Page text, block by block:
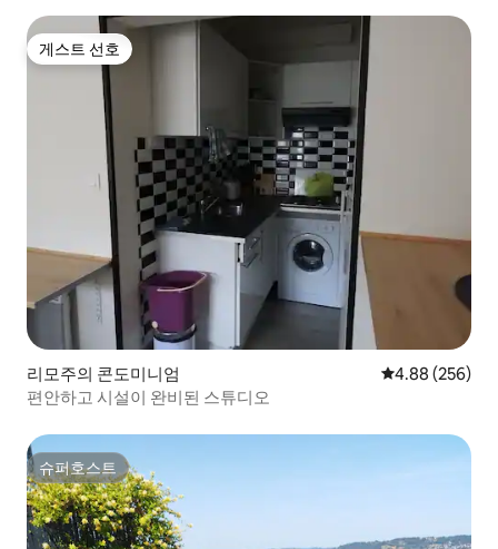
게스트 선호
게스트 선호
리모주의 콘도미니엄 평점 4.88점(5
4.88 (256)
편안하고 시설이 완비된 스튜디오
슈퍼호스트
슈퍼호스트